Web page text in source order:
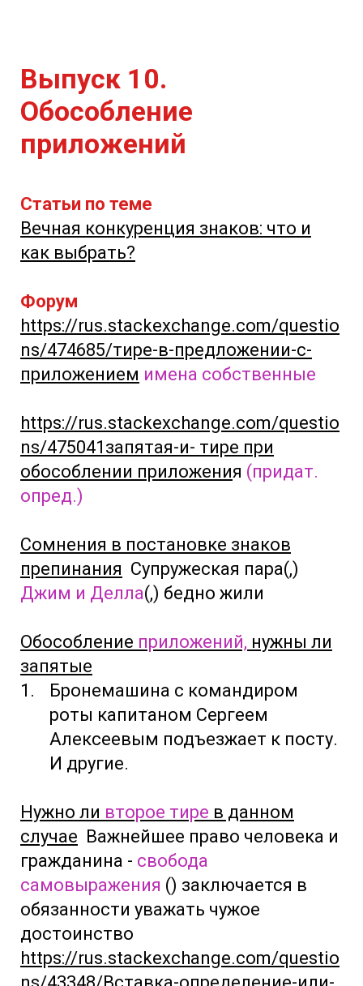
Выпуск 10.
Обособление
приложений
Статьи по теме
Вечная конкуренция знаков: что и
как выбрать?
Форум
https://rus.stackexchange.com/questio
ns/474685/тире-в-предложении-с-
приложением имена собственные
https://rus.stackexchange.com/questio
ns/475041запятая-и- тире при
обособлении приложения (придат.
опред.)
Сомнения в постановке знаков
препинания Супружеская пара(,)
Джим и Делла(,) бедно жили
Обособление приложений, нужны ли
запятые
Бронемашина с командиром
роты капитаном Сергеем
Алексеевым подъезжает к посту.
И другие.
Нужно ли второе тире в данном
случае Важнейшее право человека и
гражданина - свобода
самовыражения () заключается в
обязанности уважать чужое
достоинство
https://rus.stackexchange.com/questio